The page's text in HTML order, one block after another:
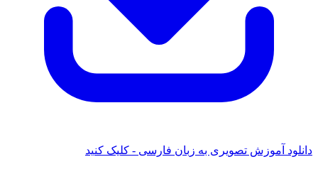
دانلود آموزش تصویری به زبان فارسی - کلیک کنید